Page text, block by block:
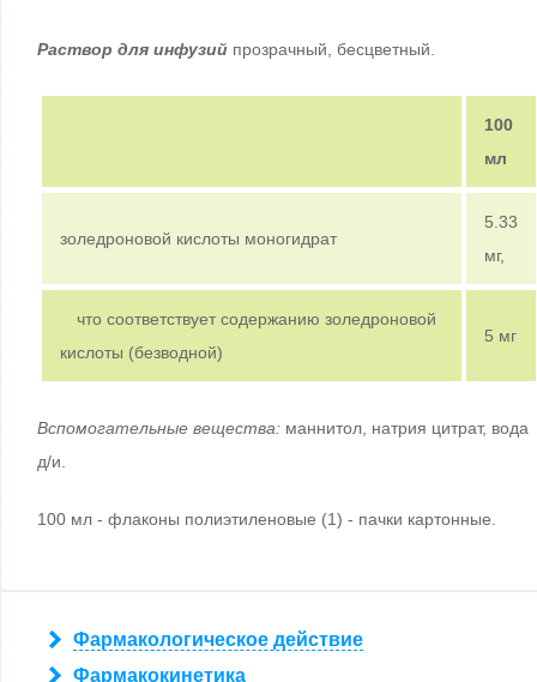
Раствор для инфузий прозрачный, бесцветный.
100
мл
золедроновой кислоты моногидрат
5.33
мг,
что соответствует содержанию золедроновой
кислоты (безводной)
5 мг
Вспомогательные вещества: маннитол, натрия цитрат, вода
д/и.
100 мл - флаконы полиэтиленовые (1) - пачки картонные.
Фармакологическое действие
Фармакокинетика